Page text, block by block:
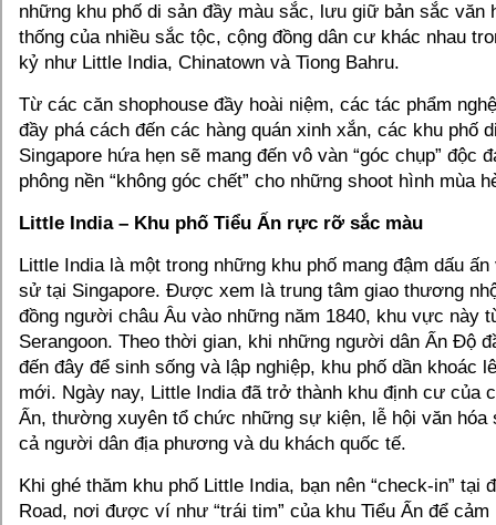
những khu phố di sản đầy màu sắc, lưu giữ bản sắc văn
thống của nhiều sắc tộc, cộng đồng dân cư khác nhau
kỷ như Little India, Chinatown và Tiong Bahru.
Từ các căn shophouse đầy hoài niệm, các tác phẩm
đầy phá cách đến các hàng quán xinh xắn, các khu phố
Singapore hứa hẹn sẽ mang đến vô vàn “góc chụp” độc
phông nền “không góc chết” cho những shoot hình mùa
Little India – Khu phố Tiểu Ấn rực rỡ sắc màu
Little India là một trong những khu phố mang đậm dấu
sử tại Singapore. Được xem là trung tâm giao thương
đồng người châu Âu vào những năm 1840, khu vực này
Serangoon. Theo thời gian, khi những người dân Ấn Độ
đến đây để sinh sống và lập nghiệp, khu phố dần khoác
mới. Ngày nay, Little India đã trở thành khu định cư của
Ấn, thường xuyên tổ chức những sự kiện, lễ hội văn hóa
cả người dân địa phương và du khách quốc tế.
Khi ghé thăm khu phố Little India, bạn nên “check-in” tại
Road, nơi được ví như “trái tim” của khu Tiểu Ấn để cảm